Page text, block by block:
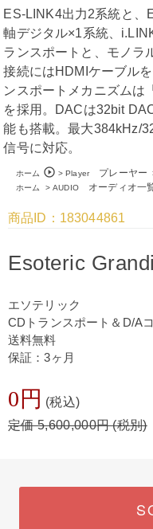
ES-LINK4出力2系統と、
軸デジタル×1系統、
ランスポートと、モノラ
接続にはHDMIケーブル
ンスポートメカニズムは
を採用。DACは32bit
能も搭載。最大384kHz/
信号に対応。
ホーム >
play_circle_outline Playerプレーヤー
ホーム
>AUDIOオーディオ一
商品ID：183044861
Esoteric
エソテリック
CDトランスポート＆D/A
送料無料
保証：3ヶ月
0円 (税込)
定価 5,600,000円 (税別)